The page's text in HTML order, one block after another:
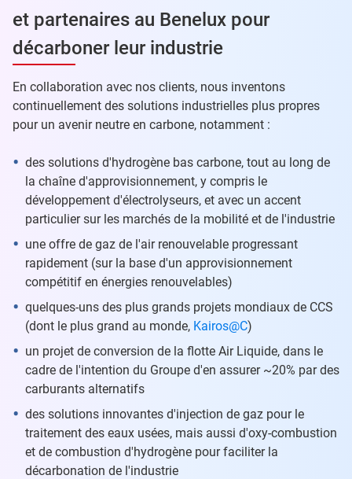
et partenaires au Benelux pour
décarboner leur industrie
En collaboration avec nos clients, nous inventons
continuellement des solutions industrielles plus propres
pour un avenir neutre en carbone, notamment :
des solutions d'hydrogène bas carbone, tout au long de
la chaîne d'approvisionnement, y compris le
développement d'électrolyseurs, et avec un accent
particulier sur les marchés de la mobilité et de l'industrie
une offre de gaz de l'air renouvelable progressant
rapidement (sur la base d'un approvisionnement
compétitif en énergies renouvelables)
quelques-uns des plus grands projets mondiaux de CCS
(dont le plus grand au monde, Kairos@C)
un projet de conversion de la flotte Air Liquide, dans le
cadre de l'intention du Groupe d'en assurer ~20% par des
carburants alternatifs
des solutions innovantes d'injection de gaz pour le
traitement des eaux usées, mais aussi d'oxy-combustion
et de combustion d'hydrogène pour faciliter la
décarbonation de l'industrie